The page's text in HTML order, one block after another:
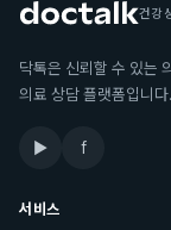
건강
닥톡은 신뢰할 수 있는
의료 상담 플랫폼입니다.
▶ f
서비스